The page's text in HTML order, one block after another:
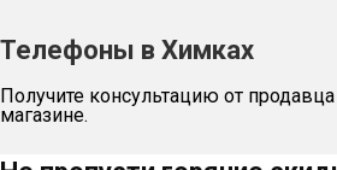
Телефоны в Химках
Получите консультацию от
магазине.